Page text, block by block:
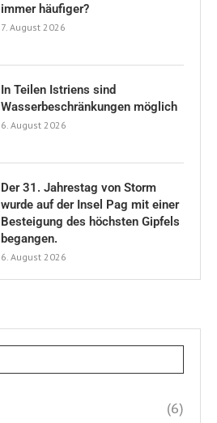
immer häufiger?
7. August 2026
In Teilen Istriens sind
Wasserbeschränkungen möglich
6. August 2026
Der 31. Jahrestag von Storm
wurde auf der Insel Pag mit einer
Besteigung des höchsten Gipfels
begangen.
6. August 2026
(6)